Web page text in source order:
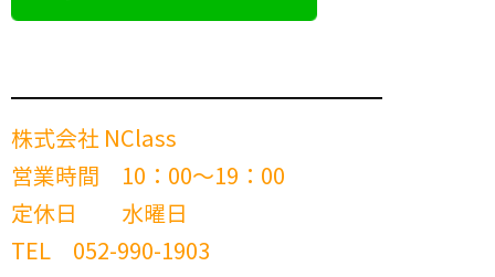
━━━━━━━━━━━━━━━━━━━━━━━━
株式会社 NClass
営業時間 10：00～19：00
定休日 水曜日
TEL 052-990-1903